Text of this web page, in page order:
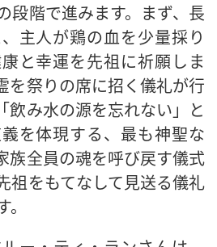
段階で進みます。まず、長
主人が鶏の血を少量採り
と幸運を先祖に祈願しま
を祭りの席に招く儀礼が行
飲み水の源を忘れない」と
を体現する、最も神聖な
族全員の魂を呼び戻す儀式
祖をもてなして見送る儀礼